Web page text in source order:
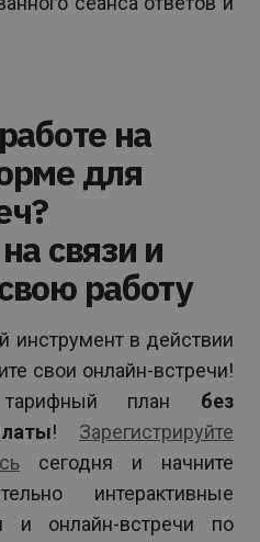
на
для
связи и
работу
инструмент в действии
свои онлайн-встречи!
план без
! Зарегистрируйте
сегодня и начните
интерактивные
и онлайн-встречи по